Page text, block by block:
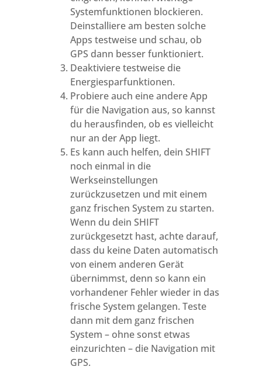
Systemfunktionen blockieren.
Deinstalliere am besten solche
Apps testweise und schau, ob
GPS dann besser funktioniert.
Deaktiviere testweise die
Energiesparfunktionen.
Probiere auch eine andere App
für die Navigation aus, so kannst
du herausfinden, ob es vielleicht
nur an der App liegt.
Es kann auch helfen, dein SHIFT
noch einmal in die
Werkseinstellungen
zurückzusetzen und mit einem
ganz frischen System zu starten.
Wenn du dein SHIFT
zurückgesetzt hast, achte darauf,
dass du keine Daten automatisch
von einem anderen Gerät
übernimmst, denn so kann ein
vorhandener Fehler wieder in das
frische System gelangen. Teste
dann mit dem ganz frischen
System – ohne sonst etwas
einzurichten – die Navigation mit
GPS.